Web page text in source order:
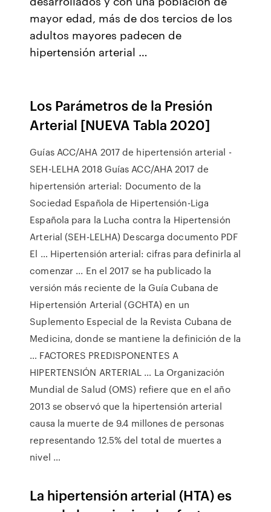
mayor edad, más de dos tercios de los
adultos mayores padecen de
hipertensión arterial …
Los Parámetros de la Presión
Arterial [NUEVA Tabla 2020]
Guías ACC/AHA 2017 de hipertensión arterial -
SEH-LELHA 2018 Guías ACC/AHA 2017 de
hipertensión arterial: Documento de la
Sociedad Española de Hipertensión-Liga
Española para la Lucha contra la Hipertensión
Arterial (SEH-LELHA) Descarga documento PDF
El … Hipertensión arterial: cifras para definirla al
comenzar ... En el 2017 se ha publicado la
versión más reciente de la Guía Cubana de
Hipertensión Arterial (GCHTA) en un
Suplemento Especial de la Revista Cubana de
Medicina, donde se mantiene la definición de la
… FACTORES PREDISPONENTES A
HIPERTENSIÓN ARTERIAL … La Organización
Mundial de Salud (OMS) refiere que en el año
2013 se observó que la hipertensión arterial
causa la muerte de 9.4 millones de personas
representando 12.5% del total de muertes a
nivel …
La hipertensión arterial (HTA) es